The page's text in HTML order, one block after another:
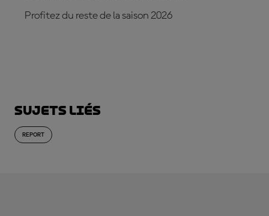
Profitez du reste de la saison 2026
Sujets liés
REPORT